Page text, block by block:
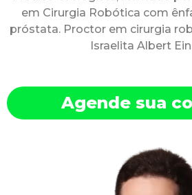
em Cirurgia Robótica com
próstata. Proctor em cirurgia
Israelita Albert
Agende sua